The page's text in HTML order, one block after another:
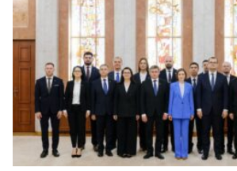
CONTACT SURSĂ
Sursă anonimă
Nume+ Numele meu
Email + Emailul meu